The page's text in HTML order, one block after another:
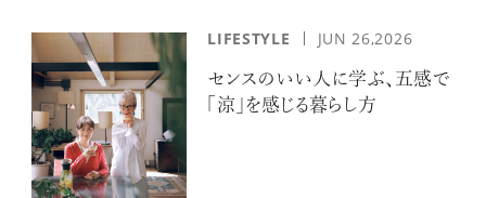
LIFESTYLE JUN 26,2026
センスのいい人に学ぶ、五感で
「涼」を感じる暮らし方